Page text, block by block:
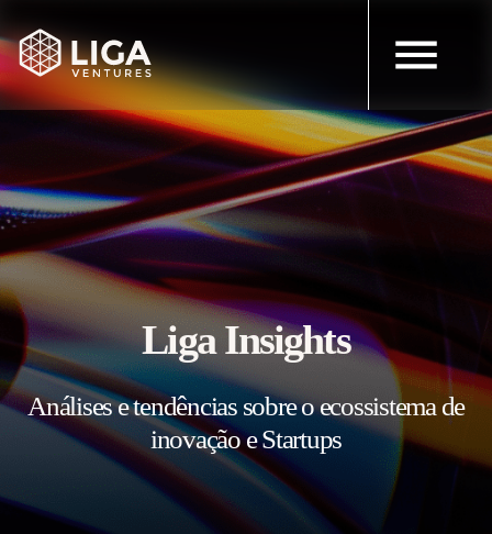
Liga Insights
Análises e tendências sobre o ecossistema de
inovação e Startups